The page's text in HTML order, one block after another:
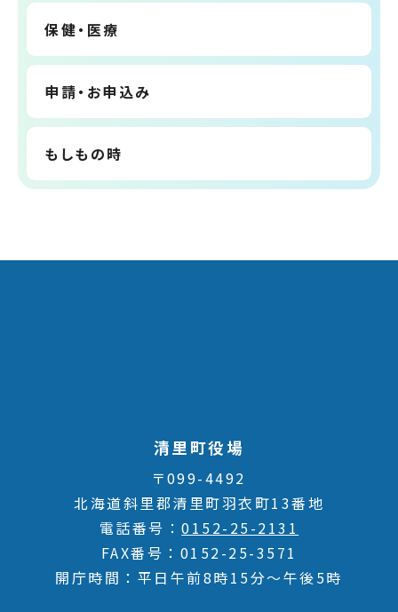
保健・医療
申請・お申込み
もしもの時
清里町役場
〒099-4492
北海道斜里郡清里町羽衣町13番地
電話番号
0152-25-2131
FAX番号
0152-25-3571
開庁時間
平日午前8時15分～午後5時